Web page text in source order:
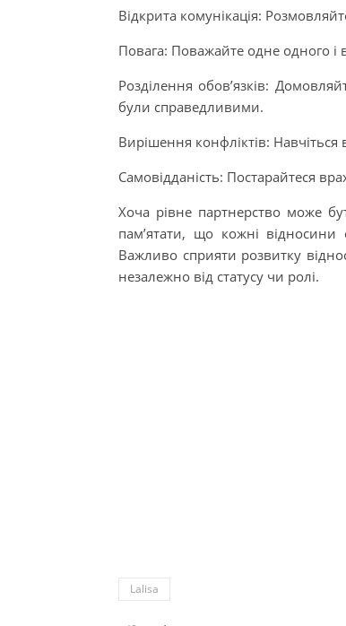
Відкрита комунікація:
Повага: Поважайте одне одного і
Розділення обов’язків:
були справедливими.
Вирішення конфліктів:
Самовідданість: Постарайтеся
Хоча рівне партнерство може
пам’ятати, що кожні
Важливо сприяти розвитку
незалежно від статусу чи ролі.
Lalisa